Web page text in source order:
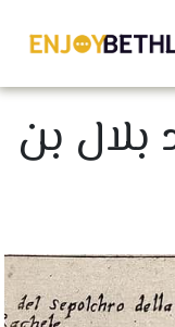
بلال بن